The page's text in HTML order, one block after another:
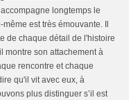
longtemps le
est très émouvante. Il
de chaque détail de l'histoire
montre son attachement à
rencontre et chaque
qu'il vit avec eux, à
plus distinguer s’il est